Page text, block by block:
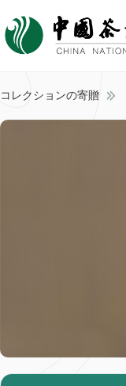
コレクションの寄贈